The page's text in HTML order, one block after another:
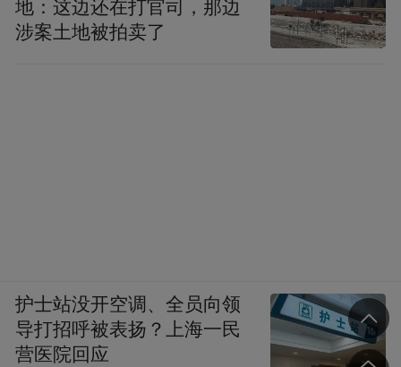
地：这边还在打官司，那边
涉案土地被拍卖了
护士站没开空调、全员向领
导打招呼被表扬？上海一民
营医院回应